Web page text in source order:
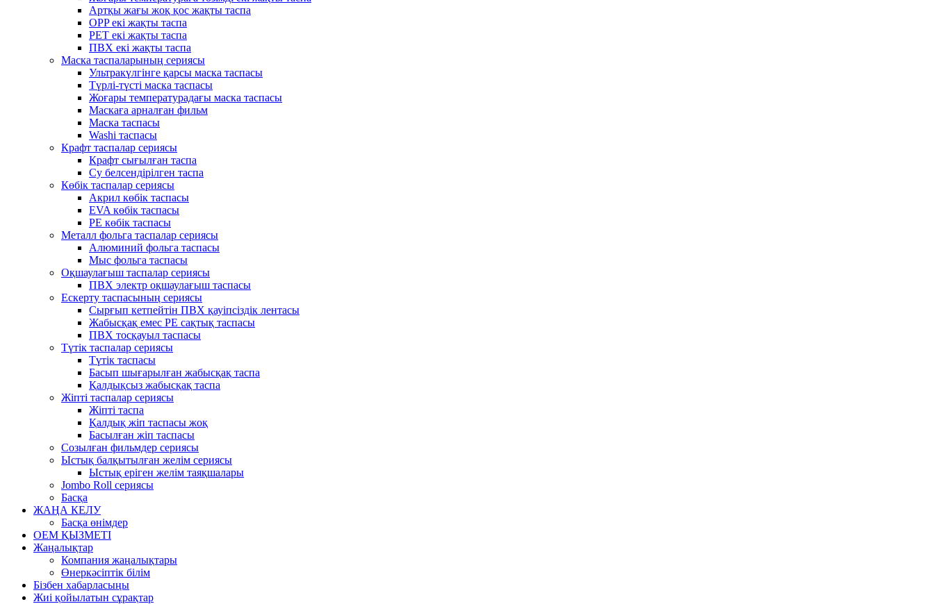
Артқы жағы жоқ қос жақты таспа
OPP екі жақты таспа
PET екі жақты таспа
ПВХ екі жақты таспа
Маска таспаларының сериясы
Ультракүлгінге қарсы маска таспасы
Түрлі-түсті маска таспасы
Жоғары температурадағы маска таспасы
Маскаға арналған фильм
Маска таспасы
Washi таспасы
Крафт таспалар сериясы
Крафт сығылған таспа
Су белсендірілген таспа
Көбік таспалар сериясы
Акрил көбік таспасы
EVA көбік таспасы
PE көбік таспасы
Металл фольга таспалар сериясы
Алюминий фольга таспасы
Мыс фольга таспасы
Оқшаулағыш таспалар сериясы
ПВХ электр оқшаулағыш таспасы
Ескерту таспасының сериясы
Сырғып кетпейтін ПВХ қауіпсіздік лентасы
Жабысқақ емес PE сақтық таспасы
ПВХ тосқауыл таспасы
Түтік таспалар сериясы
Түтік таспасы
Басып шығарылған жабысқақ таспа
Қалдықсыз жабысқақ таспа
Жіпті таспалар сериясы
Жіпті таспа
Қалдық жіп таспасы жоқ
Басылған жіп таспасы
Созылған фильмдер сериясы
Ыстық балқытылған желім сериясы
Ыстық еріген желім таяқшалары
Jombo Roll сериясы
Басқа
ЖАҢА КЕЛУ
Басқа өнімдер
OEM ҚЫЗМЕТІ
Жаңалықтар
Компания жаңалықтары
Өнеркәсіптік білім
Бізбен хабарласыңы
Жиі қойылатын сұрақтар